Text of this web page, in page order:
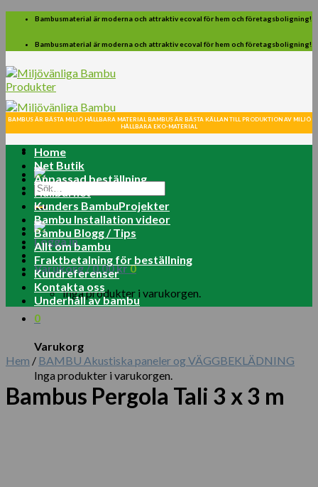
Skip
content
Bambusmaterial är moderna och attraktiv ecoval för hem och företagsboligning!
Bambusmaterial är moderna och attraktiv ecoval för hem och företagsboligning!
Sök
efter:
Logga in
Varukorg /0.00kr0
Inga produkter i varukorgen.
0
Varukorg
Inga produkter i varukorgen.
BAMBUS ÄR BÄSTA MILJÖ HÅLLBARA MATERIAL BAMBUS ÄR BÄSTA KÄLLAN TILL PRODUKTION AV MILJÖ
HÅLLBARA EKO-MATERIAL
Home
Net Butik
Anpassad beställning
Hållbarhet
Kunders BambuProjekter
Bambu Installation videor
Bambu Blogg / Tips
Allt om bambu
Fraktbetalning för beställning
Kundreferenser
Kontakta oss
Underhåll av bambu
Hem / BAMBU Akustiska paneler og VÄGGBEKLÄDNING
Bambus Pergola Tali 3 x 3 m